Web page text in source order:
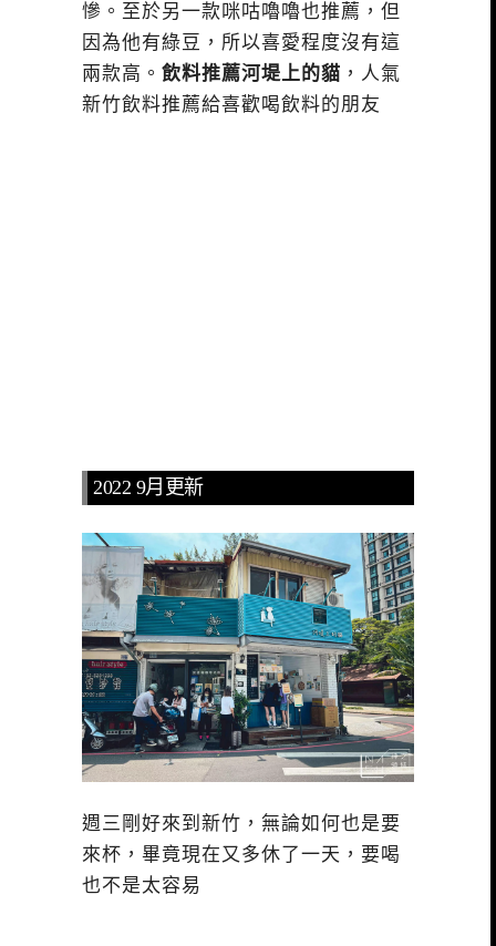
慘。至於另一款咪咕嚕嚕也推薦，但
因為他有綠豆，所以喜愛程度沒有這
兩款高。 飲料推薦河堤上的貓 ，人氣
新竹飲料推薦給喜歡喝飲料的朋友
2022 9月更新
週三剛好來到新竹，無論如何也是要
來杯，畢竟現在又多休了一天，要喝
也不是太容易